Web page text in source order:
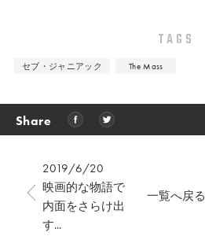
TAGS
セブ・ジャニアック The Mass
Share
2019/6/20
映画的な物語で
内面をさらけ出
す...
一覧へ戻る